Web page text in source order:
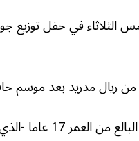
لامين جمال لاعب